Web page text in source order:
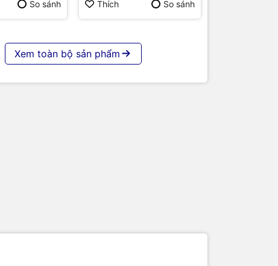
| HàngSo sánh Thích So sánh
Xem toàn bộ sản phẩm